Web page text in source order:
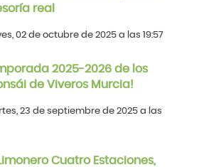
real
02 de octubre de 2025 a las 19:57
2025-2026 de los
de Viveros Murcia!
23 de septiembre de 2025 a las
Limonero Cuatro Estaciones,